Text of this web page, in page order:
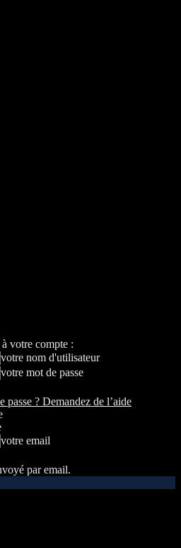
votre compte :
votre nom d'utilisateur
votre mot de passe
? Demandez de l’aide
votre email
par email.